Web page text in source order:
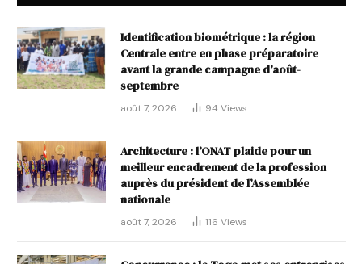
Identification biométrique : la région
Centrale entre en phase préparatoire
avant la grande campagne d’août-
septembre
août 7, 2026 94 Views
Architecture : l’ONAT plaide pour un
meilleur encadrement de la profession
auprès du président de l’Assemblée
nationale
août 7, 2026 116 Views